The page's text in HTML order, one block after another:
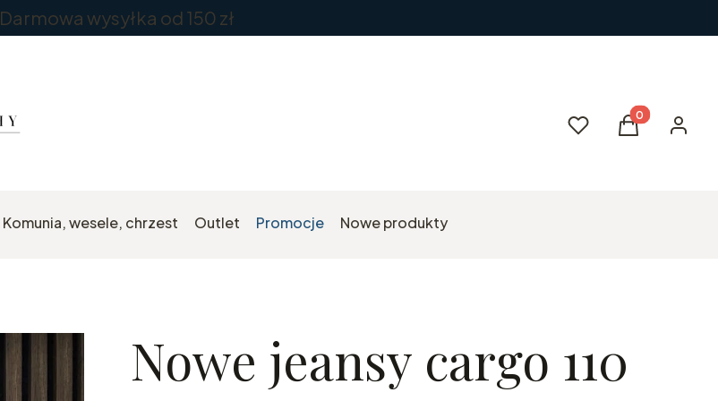
Darmowa wysyłka od 150 zł
UlubioneProdukty w
Koszyk
Komunia, wesele, chrzest Outlet Promocje Nowe produkty
Nowe jeansy cargo 110